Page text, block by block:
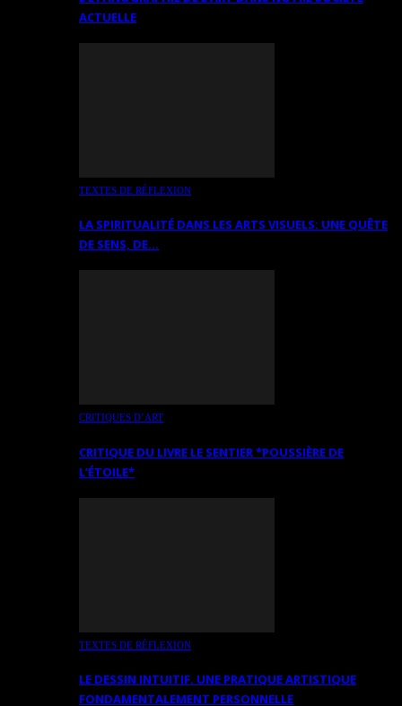
ACTUELLE
TEXTES DE RÉFLEXION
LA SPIRITUALITÉ DANS LES ARTS VISUELS: UNE QUÊTE
DE SENS, DE…
CRITIQUES D’ART
CRITIQUE DU LIVRE LE SENTIER *POUSSIÈRE DE
L’ÉTOILE*
TEXTES DE RÉFLEXION
LE DESSIN INTUITIF. UNE PRATIQUE ARTISTIQUE
FONDAMENTALEMENT PERSONNELLE